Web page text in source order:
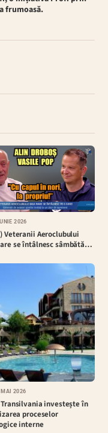
frumoasă.
2026
Veteranii Aeroclubului
se întâlnesc sâmbătă…
MAI 2026
investește în
proceselor
interne